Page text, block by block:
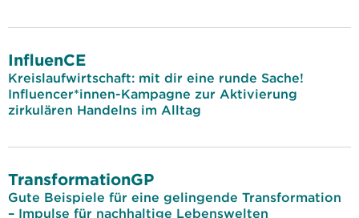
InfluenCE
Kreislaufwirtschaft: mit dir eine runde Sache!
Influencer*innen-Kampagne zur Aktivierung
zirkulären Handelns im Alltag
TransformationGP
Gute Beispiele für eine gelingende Transformation
– Impulse für nachhaltige Lebenswelten